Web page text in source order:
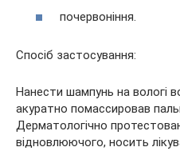
почервоніння.
Спосіб застосування:
Нанести шампунь на вологі
акуратно помассировав
Дерматологічно
відновлюючого, носить